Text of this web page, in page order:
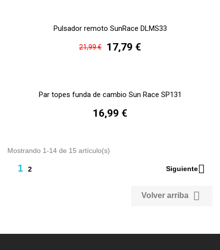
Pulsador remoto SunRace DLMS33
21,99 € 17,79 €
Par topes funda de cambio Sun Race SP131
16,99 €
Mostrando 1-14 de 15 artículo(s)
1 2 Siguiente
Volver arriba 